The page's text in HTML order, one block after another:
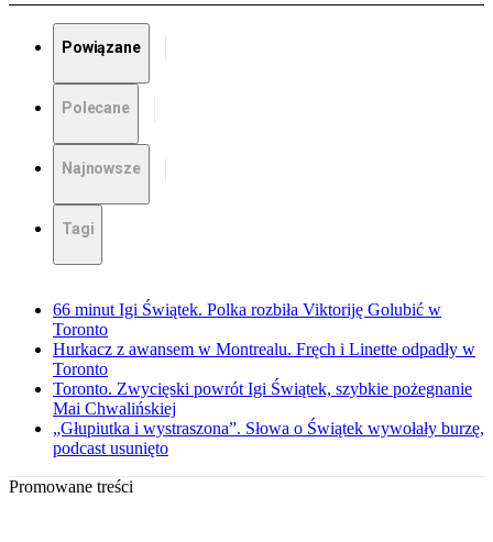
Powiązane
Polecane
Najnowsze
Tagi
66 minut Igi Świątek. Polka rozbiła Viktoriję Golubić w
Toronto
Hurkacz z awansem w Montrealu. Fręch i Linette odpadły w
Toronto
Toronto. Zwycięski powrót Igi Świątek, szybkie pożegnanie
Mai Chwalińskiej
„Głupiutka i wystraszona”. Słowa o Świątek wywołały burzę,
podcast usunięto
Promowane treści